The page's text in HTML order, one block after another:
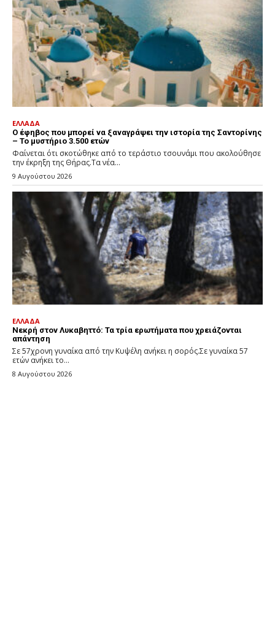
ΕΛΛΑΔΑ
Ο έφηβος που μπορεί να ξαναγράψει την ιστορία της Σαντορίνης
– Το μυστήριο 3.500 ετών
Φαίνεται ότι σκοτώθηκε από το τεράστιο τσουνάμι που ακολούθησε
την έκρηξη της Θήρας.Τα νέα...
9 Αυγούστου 2026
ΕΛΛΑΔΑ
Νεκρή στον Λυκαβηττό: Τα τρία ερωτήματα που χρειάζονται
απάντηση
Σε 57χρονη γυναίκα από την Κυψέλη ανήκει η σορός.Σε γυναίκα 57
ετών ανήκει το...
8 Αυγούστου 2026